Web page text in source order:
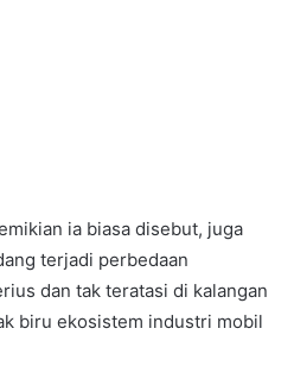
ia biasa disebut, juga
terjadi perbedaan
dan tak teratasi di kalangan
biru ekosistem industri mobil